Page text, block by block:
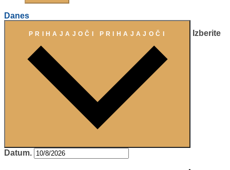
Danes
PRIHAJAJOČI PRIHAJAJOČI Izberite
Datum.